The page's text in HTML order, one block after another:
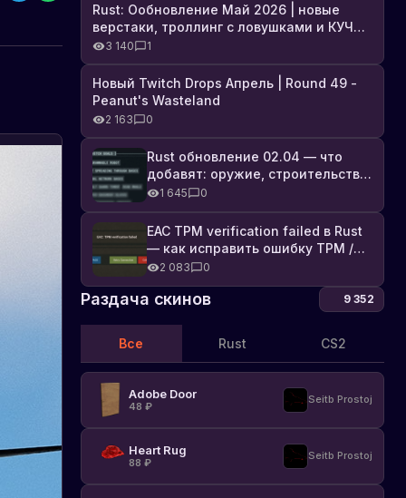
Rust: Ообновление Май 2026 | новые
верстаки, троллинг с ловушками и КУЧА
DLC3 140 1
Новый Twitch Drops Апрель | Round 49 -
Peanut's Wasteland
2 163 0
Rust обновление 02.04 — что
добавят: оружие, строительство,
технологии и Farming 2.5
1 645 0
EAC TPM verification failed в Rust
— как исправить ошибку TPM /
Secure Boot
2 083 0
Раздача скинов 9 352
Все Rust CS2
Adobe Door
48 ₽
Seitb Prostoj
Heart Rug
88 ₽
Seitb Prostoj